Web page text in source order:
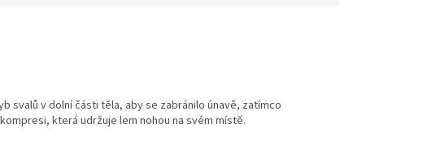
svalů v dolní části těla, aby se zabránilo únavě, zatímco
která udržuje lem nohou na svém místě.